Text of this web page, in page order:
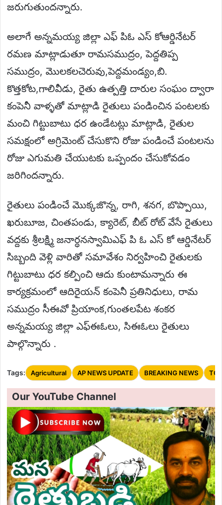
జరుగుతుందన్నారు.
అలాగే అన్నమయ్య జిల్లా ఎఫ్ పిఓ ఎస్ కోఆర్డినేటర్
రమణ మాట్లాడుతూ రామసముద్రం, పెద్దతిప్ప
సముద్రం, మొలకలచెరువు,పెద్దమండ్యం,బి.
కొత్తకోట,గాలివీడు, రైతు ఉత్పత్తి దారుల సంఘం ద్వారా
కంపెనీ వాళ్ళతో మాట్లాడి రైతులు పండించిన పంటలకు
మంచి గిట్టుబాటు ధర ఉండేటట్లు మాట్లాడి, రైతుల
సమక్షంలో అగ్రిమెంట్ చేసుకొని రోజు పండించే పంటలను
రోజు ఎగుమతి చేయుటకు ఒప్పందం చేసుకోవడం
జరిగిందన్నారు.
రైతులు పండించే మొక్కజొన్న, రాగి, శనగ, బొప్పాయి,
ఖరుబూజ, చింతపండు, క్యారెట్, బీట్ రోట్ వేసే రైతులు
వద్దకు శ్రీలక్ష్మి జనార్ధనస్వామిఎఫ్ పి ఓ ఎస్ కో ఆర్డినేటర్
సిబ్బంది వెళ్లి వారితో సమావేశం నిర్వహించి రైతులకు
గిట్టుబాటు ధర కల్పించి ఆదు కుంటామన్నారు ఈ
కార్యక్రమంలో ఆదిరైయన్ కంపెనీ ప్రతినిధులు, రామ
సముద్రం సీఈవో ప్రియాంక,గుంతలపేట శంకర
అన్నమయ్య జిల్లా ఎఫ్ఈఓలు, సిఈఓలు రైతులు
పాల్గొన్నారు .
Tags: Agricultural AP NEWS UPDATE BREAKING NEWS
Our YouTube Channel